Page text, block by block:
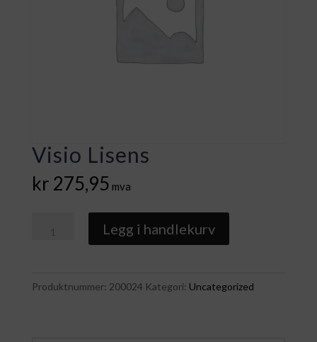
Visio Lisens
kr 275,95 mva
Lisens
Legg i handlekurv
Produktnummer: 200024 Kategori: Uncategorized